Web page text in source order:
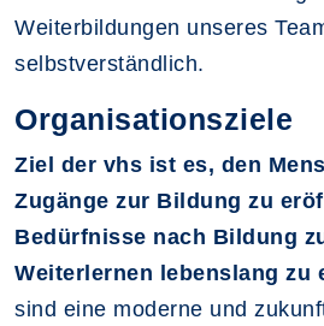
Weiterbildungen unseres
selbstverständlich.
Organisationsziele
Ziel der vhs ist es, den
Zugänge zur Bildung zu
Bedürfnisse nach Bildung
Weiterlernen lebenslang zu
sind eine moderne und